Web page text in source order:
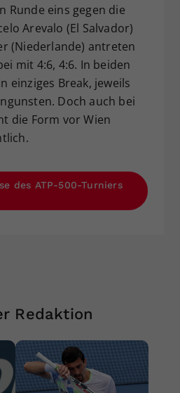
Runde eins gegen die
Arevalo (El Salvador)
(Niederlande) antreten
mit 4:6, 4:6. In beiden
einziges Break, jeweils
Doch auch bei
die Form vor Wien
des ATP-500-Turniers
Redaktion